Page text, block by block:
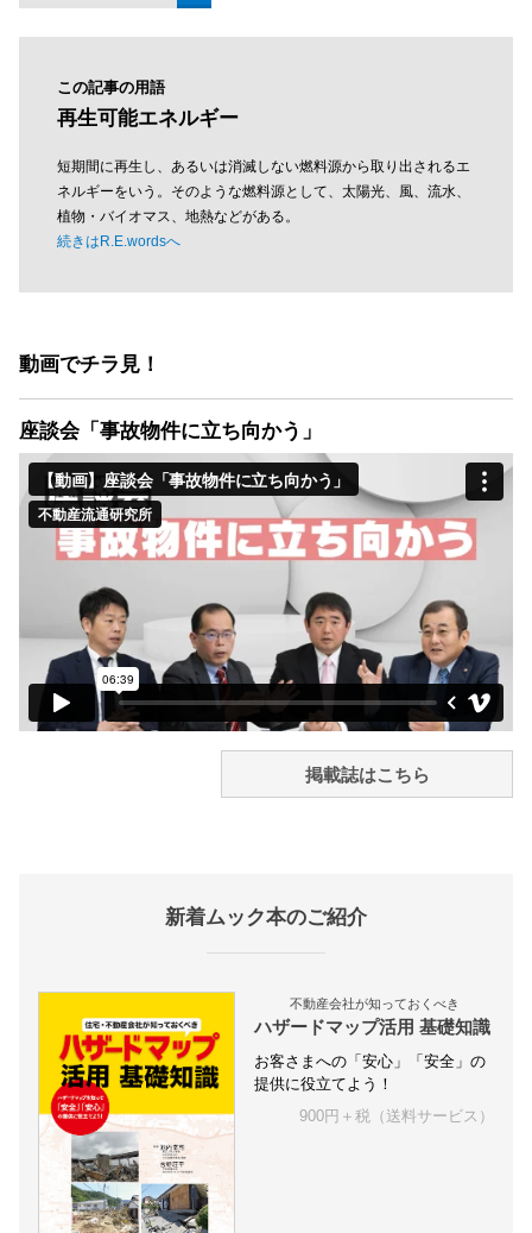
この記事の用語
再生可能エネルギー
短期間に再生し、あるいは消滅しない燃料源から取り出されるエ
ネルギーをいう。そのような燃料源として、太陽光、風、流水、
植物・バイオマス、地熱などがある。
続きはR.E.wordsへ
動画でチラ見！
座談会「事故物件に立ち向かう」
掲載誌はこちら
新着ムック本のご紹介
不動産会社が知っておくべき
ハザードマップ活用 基礎知識
お客さまへの「安心」「安全」の
提供に役立てよう！
900円＋税（送料サービス）